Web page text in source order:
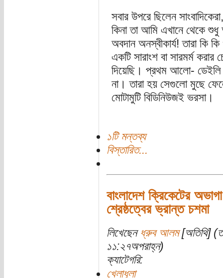
সবার উপরে ছিলেন
কিনা তা আমি এখানে থেকে
অবদান অনস্বীকার্য! তারা কি
একটি সারাংশ বা সারমর্ম
দিয়েছি। প্রথম আলো- ডেইলি
না। তারা হয় সেগুলো মুছে
মোটামুটি বিডিনিউজই ভরসা।
১টি মন্তব্য
বিস্তারিত...
বাংলাদেশ ক্রিকেটের
শ্রেষ্ঠত্বের ভ্রান্ত চশমা
লিখেছেন ধ্রুব আলম[অতিথি]
১১:২৭অপরাহ্ন)
ক্যাটেগরি:
খেলাধুলা